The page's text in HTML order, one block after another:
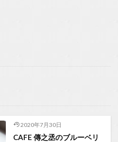
2020年7月30日
CAFE 傳之丞のブルーベリ